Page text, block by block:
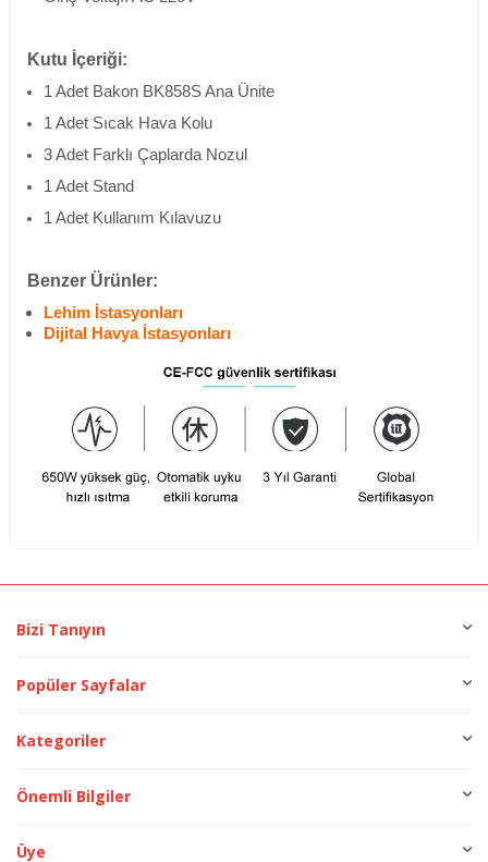
Kutu İçeriği:
1 Adet Bakon BK858S Ana Ünite
1 Adet Sıcak Hava Kolu
3 Adet Farklı Çaplarda Nozul
1 Adet Stand
1 Adet Kullanım Kılavuzu
Benzer Ürünler:
Lehim İstasyonları
Dijital Havya İstasyonları
Bizi Tanıyın
Popüler Sayfalar
Kategoriler
Önemli Bilgiler
Üye